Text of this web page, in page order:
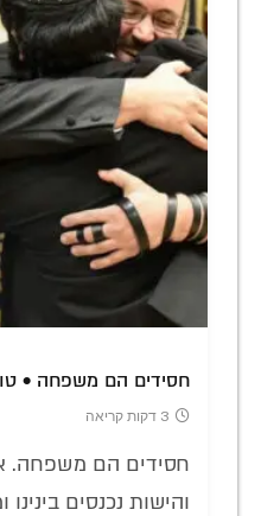
חסידים הם משפחה •
3 דקות קריאה
חסידים הם משפחה.
והישות נכנסים